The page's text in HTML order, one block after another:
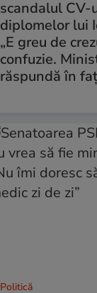
scandalul CV-
diplomelor lui
„E greu de
confuzie.
răspundă în
Politică